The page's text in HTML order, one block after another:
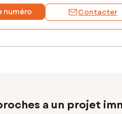
numéro Contacter
a un projet